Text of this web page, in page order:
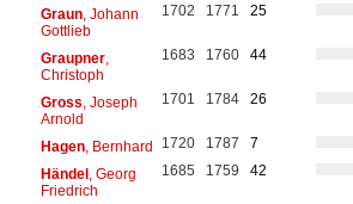
Graun, Johann
Gottlieb
1702 1771 25
Graupner,
Christoph
1683 1760 44
Gross , Joseph
Arnold
1701 1784 26
Hagen, Bernhard 1720 1787
7
Händel, Georg
Friedrich
1685 1759 42